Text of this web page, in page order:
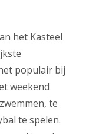
het Kasteel
populair bij
weekend
te
te spelen.